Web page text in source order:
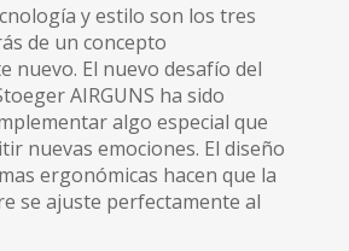
y estilo son los tres
de un concepto
nuevo. El nuevo desafío del
AIRGUNS ha sido
algo especial que
nuevas emociones. El diseño
ergonómicas hacen que la
se ajuste perfectamente al